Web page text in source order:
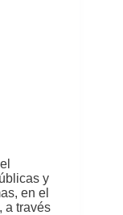
y
en el
a través